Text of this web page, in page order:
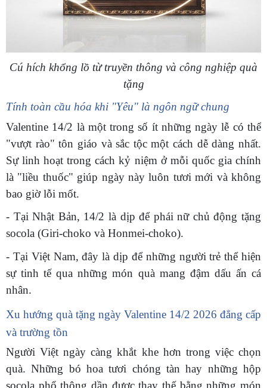
Cú hích khổng lồ từ truyền thông và công nghiệp quà
tặng
Tính toàn cầu hóa khi "Yêu" là ngôn ngữ chung
Valentine 14/2 là một trong số ít những ngày lễ có thể
"vượt rào" tôn giáo và sắc tộc một cách dễ dàng nhất.
Sự linh hoạt trong cách kỷ niệm ở mỗi quốc gia chính
là "liều thuốc" giúp ngày này luôn tươi mới và không
bao giờ lỗi mốt.
- Tại Nhật Bản, 14/2 là dịp để phái nữ chủ động tặng
socola (Giri-choko và Honmei-choko).
- Tại Việt Nam, đây là dịp để những người trẻ thể hiện
sự tinh tế qua những món quà mang đậm dấu ấn cá
nhân.
Xu hướng quà tặng ngày Valentine 14/2 2026 đẳng cấp
và trường tồn
Người Việt ngày càng khắt khe hơn trong việc chọn
quà. Những bó hoa tươi chóng tàn hay những hộp
socola phổ thông dần được thay thế bằng những món